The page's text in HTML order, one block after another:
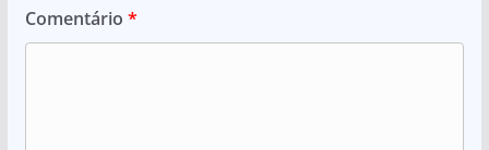
Comentário *